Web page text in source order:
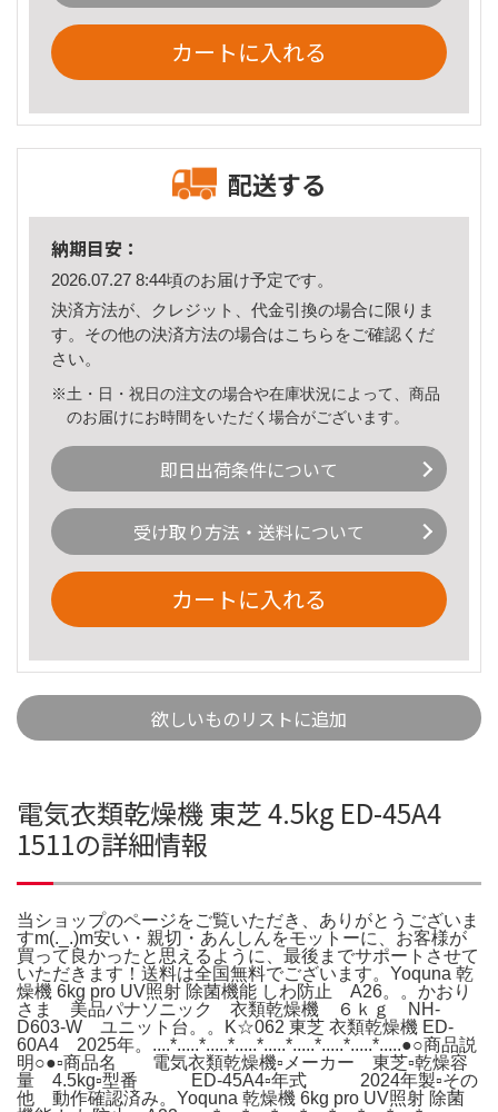
カートに入れる
配送する
納期目安：
2026.07.27 8:44頃のお届け予定です。
決済方法が、クレジット、代金引換の場合に限りま
す。その他の決済方法の場合はこちら をご確認くだ
さい。
※土・日・祝日の注文の場合や在庫状況によって、商品
のお届けにお時間をいただく場合がございます。
即日出荷条件について
受け取り方法・送料について
カートに入れる
欲しいものリストに追加
電気衣類乾燥機 東芝 4.5kg ED-45A4
1511の詳細情報
当ショップのページをご覧いただき、ありがとうございま
すm(._.)m安い・親切・あんしんをモットーに、お客様が
買って良かったと思えるように、最後までサポートさせて
いただきます！送料は全国無料でございます。Yoquna 乾
燥機 6kg pro UV照射 除菌機能 しわ防止 A26。。かおり
さま 美品パナソニック 衣類乾燥機 ６ｋｇ NH-
D603-W ユニット台。。K☆062 東芝 衣類乾燥機 ED-
60A4 2025年。....*.....*.....*.....*.....*.....*.....*.....*.....●○商品説
明○●▫︎商品名 電気衣類乾燥機▫︎メーカー 東芝▫︎乾燥容
量 4.5kg▫︎型番 ED-45A4▫︎年式 2024年製▫︎その
他 動作確認済み。Yoquna 乾燥機 6kg pro UV照射 除菌